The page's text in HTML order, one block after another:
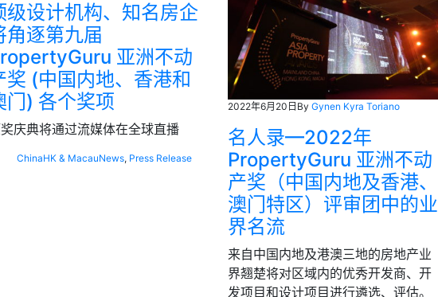
级设计机构、知名房企
角逐第九届
亚洲不动
奖 (中国内地、香港和
门) 各个奖项
庆典将通过流媒体在全球直播
ChinaHK & MacauNews, Press Release
2022年6月20日 By Gynen Kyra Toriano
名人录—2022年
PropertyGuru 亚洲不动
产奖（中国内地及香港、
澳门特区）评审团中的业
界名流
来自中国内地及港澳三地的房地产业
界翘楚将对区域内的优秀开发商、开
发项目和设计项目进行遴选、评估。